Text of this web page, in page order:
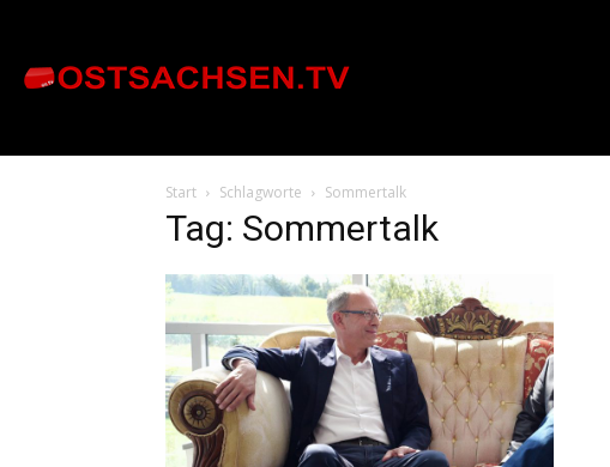
Start Schlagworte Sommertalk
Tag: Sommertalk